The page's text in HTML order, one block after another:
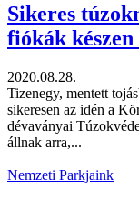
Sikeres
fiókák
2020.08.28.
Tizenegy, mentett
sikeresen az idén a
dévaványai
állnak arra,...
Nemzeti Parkjaink